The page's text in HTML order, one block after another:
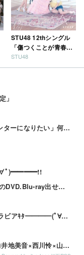
STU48 12thシングル
「傷つくことが青春
だ」
STU48
」
日向坂46 藤嶌果歩 「グループを照らすセンターになりたい」何倍もキラキラしたかほりんが降臨【坂道の...
ﾟ∀ﾟ)━━━━!!
【悲報】ゼスト「SKEオタからコンサートのDVD.Blu-ray出せって言われたが2千かかるしペイで...
【速報】チーム8 歌田初夏さんの初水着グラビアｷﾀ━━━━(ﾟ∀ﾟ)━━━━!!
8/16発売「EX大衆 2019年9月号」掲載：向井地美音×西川怜×山内瑞葵（AKB48）、村瀬紗英...